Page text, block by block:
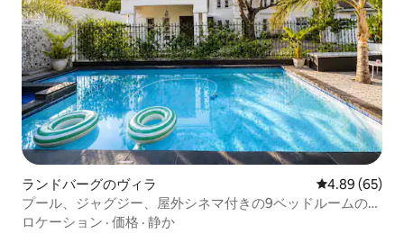
ランドバーグのヴィラ レビュー65
4.89 (65)
プール、ジャグジー、屋外シネマ付きの9ベッドルームのプ
ライベートヴィラ
ロケーション · 価格 · 静か